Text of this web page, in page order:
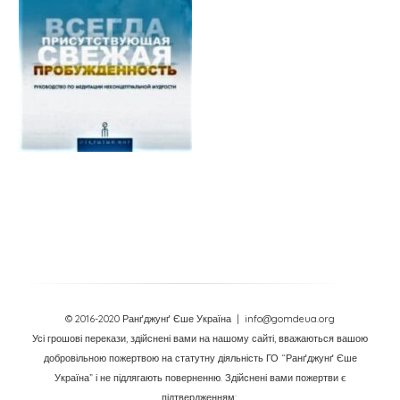
© 2016-2020 Ранґджунґ Єше Україна
| info@gomdeua.org
Усі грошові перекази, здійснені вами на нашому сайті, вважаються вашою
добровільною пожертвою на статутну діяльність ГО “Ранґджунґ Єше
Україна” і не підлягають поверненню. Здійснені вами пожертви є
підтвердженням: